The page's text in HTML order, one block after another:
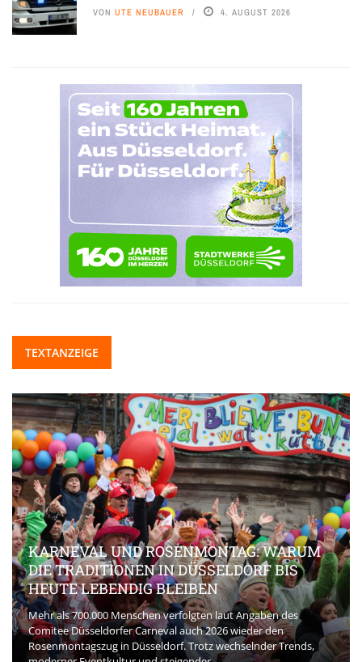
VON UTE NEUBAUER 4. AUGUST 2026
TEXTANZEIGE
KARNEVAL UND ROSENMONTAG: WARUM
DIE TRADITIONEN IN DÜSSELDORF BIS
HEUTE LEBENDIG BLEIBEN
Mehr als 700.000 Menschen verfolgten laut Angaben des
Comitee Düsseldorfer Carneval auch 2026 wieder den
Rosenmontagszug in Düsseldorf. Trotz wechselnder Trends,